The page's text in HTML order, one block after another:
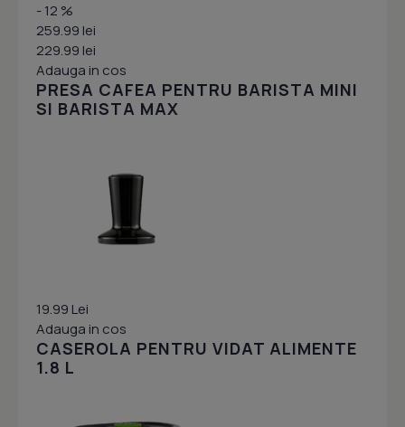
- 12 %
259.99 lei
229.99 lei
Adauga in cos
PRESA CAFEA PENTRU BARISTA MINI
SI BARISTA MAX
19.99 Lei
Adauga in cos
CASEROLA PENTRU VIDAT ALIMENTE
1.8 L